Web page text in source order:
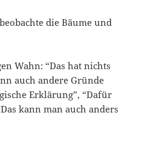
die Bäume und
Wahn: “Das hat nichts
auch andere Gründe
Erklärung”, “Dafür
kann man auch anders